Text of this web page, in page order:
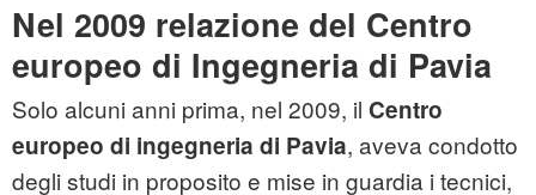
Nel 2009 relazione del Centro
europeo di Ingegneria di Pavia
Solo alcuni anni prima, nel 2009, il Centro
europeo di ingegneria di Pavia, aveva condotto
degli studi in proposito e mise in guardia i tecnici,